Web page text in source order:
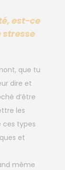
est-ce
stresse
que tu
dire et
d’être
les
types
et
même